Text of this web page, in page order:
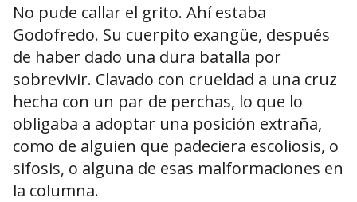
No pude callar el grito. Ahí estaba
Godofredo. Su cuerpito exangüe, después
de haber dado una dura batalla por
sobrevivir. Clavado con crueldad a una cruz
hecha con un par de perchas, lo que lo
obligaba a adoptar una posición extraña,
como de alguien que padeciera escoliosis, o
sifosis, o alguna de esas malformaciones en
la columna.